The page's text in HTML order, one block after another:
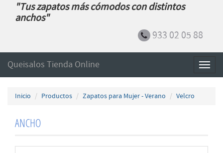
"Tus zapatos más cómodos con distintos
anchos"
933 02 05 88
Queisalos Tienda Online
Inicio Productos Zapatos para Mujer - Verano Velcro
ANCHO